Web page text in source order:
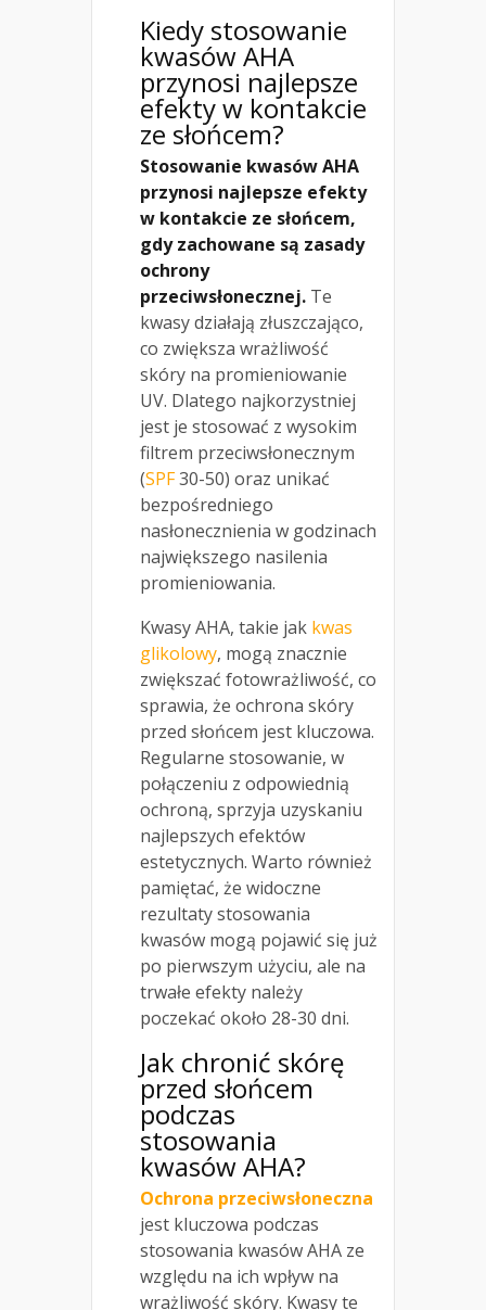
Kiedy stosowanie
kwasów AHA
przynosi najlepsze
efekty w kontakcie
ze słońcem?
Stosowanie kwasów AHA
przynosi najlepsze efekty
w kontakcie ze słońcem,
gdy zachowane są zasady
ochrony
przeciwsłonecznej. Te
kwasy działają złuszczająco,
co zwiększa wrażliwość
skóry na promieniowanie
UV. Dlatego najkorzystniej
jest je stosować z wysokim
filtrem przeciwsłonecznym
(SPF30-50) oraz unikać
bezpośredniego
nasłonecznienia w godzinach
największego nasilenia
promieniowania.
Kwasy AHA, takie jak kwas
glikolowy, mogą znacznie
zwiększać fotowrażliwość, co
sprawia, że ochrona skóry
przed słońcem jest kluczowa.
Regularne stosowanie, w
połączeniu z odpowiednią
ochroną, sprzyja uzyskaniu
najlepszych efektów
estetycznych. Warto również
pamiętać, że widoczne
rezultaty stosowania
kwasów mogą pojawić się już
po pierwszym użyciu, ale na
trwałe efekty należy
poczekać około 28-30 dni.
Jak chronić skórę
przed słońcem
podczas
stosowania
kwasów AHA?
Ochrona przeciwsłoneczna
jest kluczowa podczas
stosowania kwasów AHA ze
względu na ich wpływ na
wrażliwość skóry. Kwasy te